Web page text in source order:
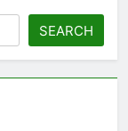
SEARCH